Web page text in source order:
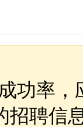
功率，
招聘信